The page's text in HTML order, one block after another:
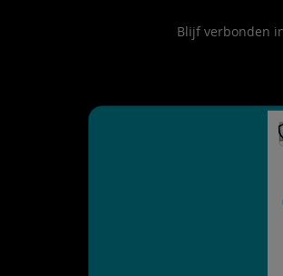
Blijf verbonden